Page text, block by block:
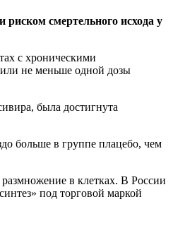
смертельного исхода у
с хроническими
не меньше одной дозы
была достигнута
больше в группе плацебо, чем
в клетках. В России
под торговой маркой